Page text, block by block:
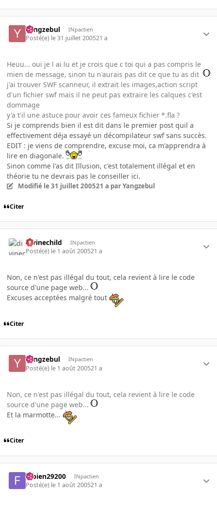
Yangzebul INpactien
Posté(e) le 31 juillet 200521 a
Heuu... oui je l ai lu et je crois que c toi qui a pas compris le
mien de message, sinon tu n'aurais pas dit ce que tu as dit
j'ai trouver SWF scanneur, il extrait les images,action script
d'un fichier swf mais il ne peut pas extraire les calques c'est
dommage
y'a t'il une astuce pour avoir ces fameux fichier *.fla ?
Si je comprends bien il est dit dans le premier post quil a
effectivement déja essayé un décompilateur swf sans succès.
EDIT : je viens de comprendre, excuse moi, ca m'apprendra à
lire en diagonale.
Sinon comme l'as dit Illusion, c'est totalement illégal et en
théorie tu ne devrais pas le conseiller ici.
Modifié le 31 juillet 200521 a par Yangzebul
Citer
divinechild INpactien
Posté(e) le 1 août 200521 a
Non, ce n'est pas illégal du tout, cela revient à lire le code
source d'une page web...
Excuses acceptées malgré tout
Citer
Yangzebul INpactien
Posté(e) le 1 août 200521 a
Non, ce n'est pas illégal du tout, cela revient à lire le code
source d'une page web...
Et la marmotte...
Citer
fabien29200 INpactien
Posté(e) le 1 août 200521 a